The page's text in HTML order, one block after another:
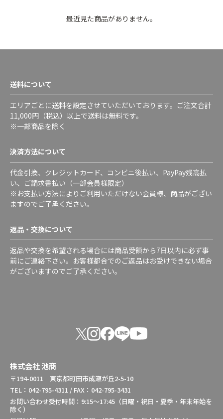
最近見た商品がありません。
送料について
エリアごとに送料を設定させていただいております。ご注文合計
11,000円（税込）以上で送料は無料です。
※一部商品を除く
決済方法について
代金引換、クレジットカード、コンビニ後払い、PayPay残高払
い、ご請求書払い（一部会員様限定）
※お支払い方法によりご利用いただけない会員様、商品がござい
ますのでご了承ください。
返品・交換について
返品や交換を希望される場合には商品受領から7日以内に必ず事
前にご連絡下さい。お客様都合でのご返品はお受けできない場合
がございますのでご了承ください。
株式会社 池商
〒194-0011 東京都町田市成瀬が丘2-5-10
TEL：042-795-4311 / FAX：042-795-3431
お問い合わせ受付時間：9:15～17:45（日曜・祝日・夏季・年末年始を
除く）